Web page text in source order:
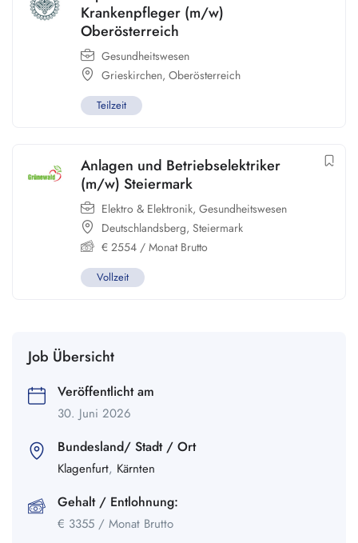
Krankenpfleger (m/w)
Oberösterreich
Gesundheitswesen
Grieskirchen, Oberösterreich
Teilzeit
Anlagen und Betriebselektriker
(m/w) Steiermark
Elektro & Elektronik, Gesundheitswesen
Deutschlandsberg, Steiermark
€ 2554 / Monat Brutto
Vollzeit
Job Übersicht
Veröffentlicht am
30. Juni 2026
Bundesland/ Stadt / Ort
Klagenfurt, Kärnten
Gehalt / Entlohnung:
€ 3355 / Monat Brutto